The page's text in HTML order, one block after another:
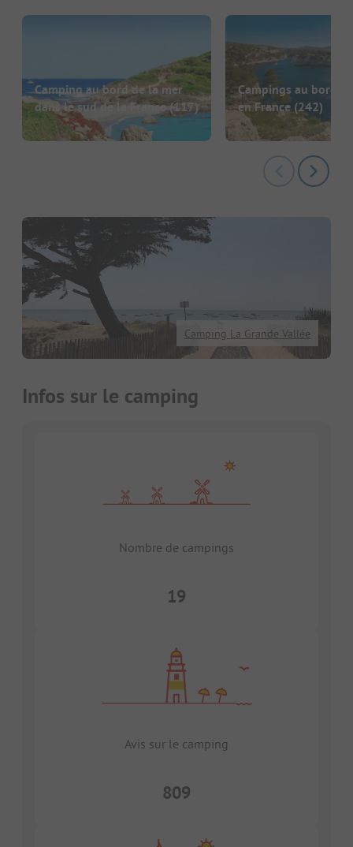
Camping au bord de la mer
dans le sud de la France(117)
Campings au bord
en France (242)
Camping La Grande Vallée
Infos sur le camping
Nombre de campings
19
Avis sur le camping
809